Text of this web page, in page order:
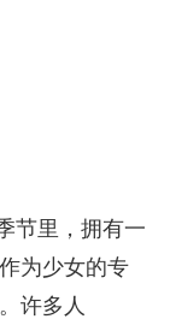
节里，拥有一
为少女的专
许多人